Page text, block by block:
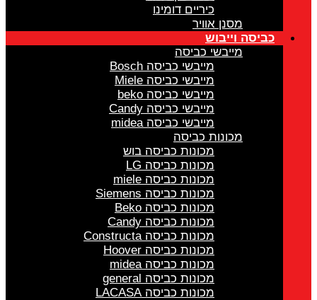
כיריים דומינו
מסנן אוויר
כביסה וייבוש
מייבשי כביסה
מייבשי כביסה Bosch
מייבשי כביסה Miele
מייבשי כביסה beko
מייבשי כביסה Candy
מייבשי כביסה midea
מכונות כביסה
מכונות כביסה בוש
מכונות כביסה LG
מכונות כביסה miele
מכונות כביסה Siemens
מכונות כביסה Beko
מכונות כביסה Candy
מכונות כביסה Constructa
מכונות כביסה Hoover
מכונות כביסה midea
מכונות כביסה general
מכונות כביסה LACASA